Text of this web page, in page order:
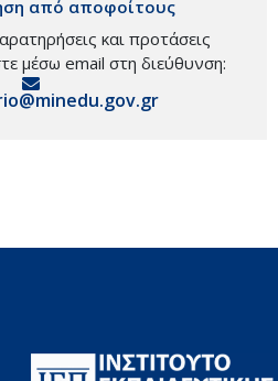
από αποφοίτους
και προτάσεις
μέσω email στη διεύθυνση: